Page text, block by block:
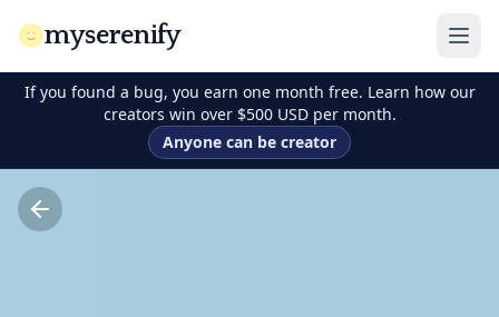
myserenify
If you found a bug, you earn one month free. Learn how our
creators win over $500 USD per month.
Anyone can be creator